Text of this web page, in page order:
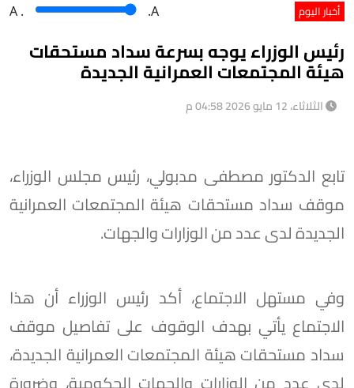
أخبار اليوم A . .A
رئيس الوزراء يوجه بسرعة سداد مستحقات
هيئة المجتمعات العمرانية الجديدة
الثلاثاء، 12 مايو 2026 04:58 م
تابع الدكتور مصطفى مدبولي، رئيس مجلس الوزراء،
موقف سداد مستحقات هيئة المجتمعات العمرانية
الجديدة لدى عدد من الوزارات والجهات.
وفي مستهل الاجتماع، أكد رئيس الوزراء أن هذا
الاجتماع يأتي بهدف الوقوف على تفاصيل موقف
سداد مستحقات هيئة المجتمعات العمرانية الجديدة،